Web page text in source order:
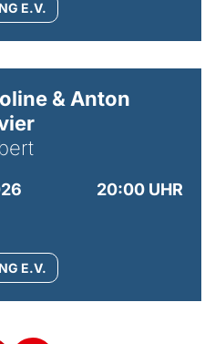
E.V.
& Anton
20:00 UHR
E.V.